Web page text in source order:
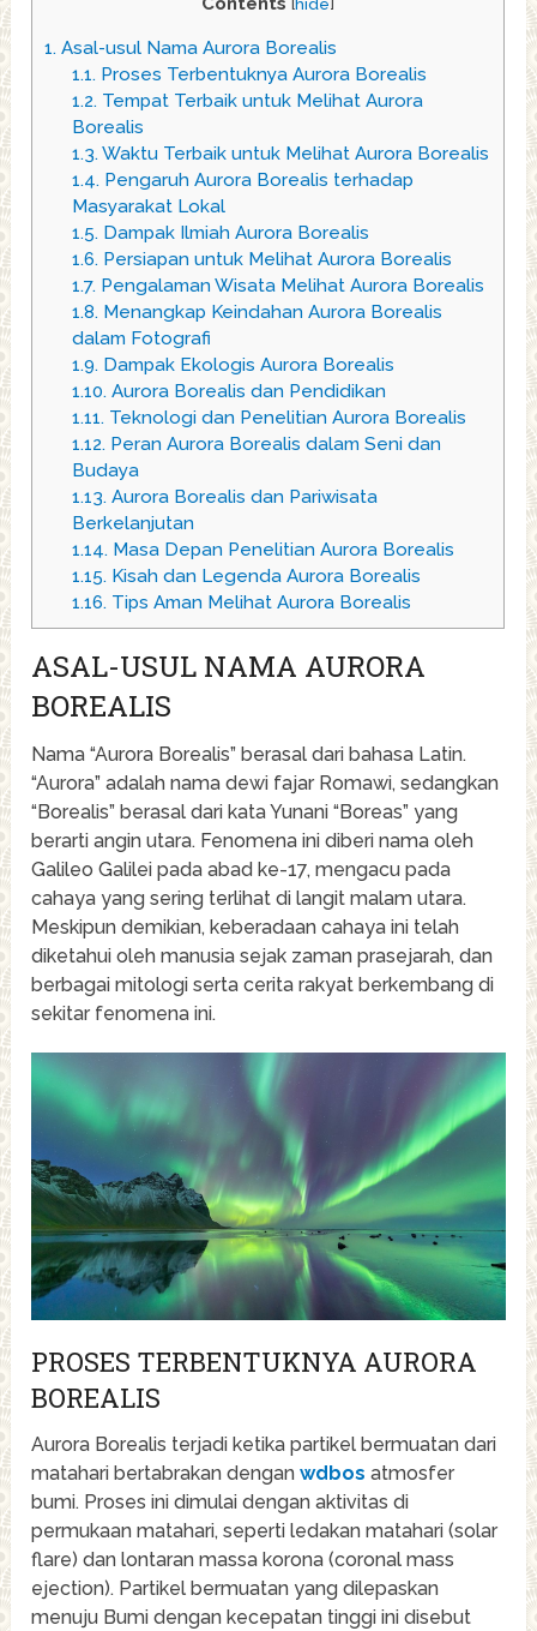
[hide]
1. Asal-usul Nama Aurora Borealis
1.1.Proses Terbentuknya Aurora Borealis
1.2.Tempat Terbaik untuk Melihat Aurora
Borealis
1.3.Waktu Terbaik untuk Melihat Aurora Borealis
1.4.Pengaruh Aurora Borealis terhadap
Masyarakat Lokal
1.5.Dampak Ilmiah Aurora Borealis
1.6.Persiapan untuk Melihat Aurora Borealis
1.7.Pengalaman Wisata Melihat Aurora Borealis
1.8.Menangkap Keindahan Aurora Borealis
dalam Fotografi
1.9.Dampak Ekologis Aurora Borealis
1.10.Aurora Borealis dan Pendidikan
1.11.Teknologi dan Penelitian Aurora Borealis
1.12.Peran Aurora Borealis dalam Seni dan
Budaya
1.13.Aurora Borealis dan Pariwisata
Berkelanjutan
1.14.Masa Depan Penelitian Aurora Borealis
1.15.Kisah dan Legenda Aurora Borealis
1.16.Tips Aman Melihat Aurora Borealis
ASAL-USUL NAMA AURORA
BOREALIS
Nama “Aurora Borealis” berasal dari bahasa Latin.
“Aurora” adalah nama dewi fajar Romawi, sedangkan
“Borealis” berasal dari kata Yunani “Boreas” yang
berarti angin utara. Fenomena ini diberi nama oleh
Galileo Galilei pada abad ke-17, mengacu pada
cahaya yang sering terlihat di langit malam utara.
Meskipun demikian, keberadaan cahaya ini telah
diketahui oleh manusia sejak zaman prasejarah, dan
berbagai mitologi serta cerita rakyat berkembang di
sekitar fenomena ini.
PROSES TERBENTUKNYA AURORA
BOREALIS
Aurora Borealis terjadi ketika partikel bermuatan dari
matahari bertabrakan denganwdbos atmosfer
bumi. Proses ini dimulai dengan aktivitas di
permukaan matahari, seperti ledakan matahari (solar
flare) dan lontaran massa korona (coronal mass
ejection). Partikel bermuatan yang dilepaskan
menuju Bumi dengan kecepatan tinggi ini disebut